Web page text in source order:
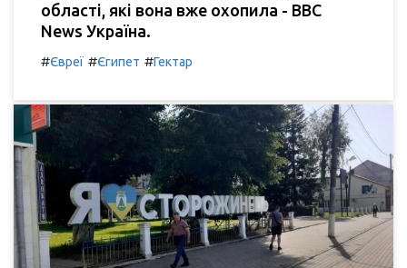
області, які вона вже охопила - BBC
News Україна.
#Євреї #Єгипет #Гектар